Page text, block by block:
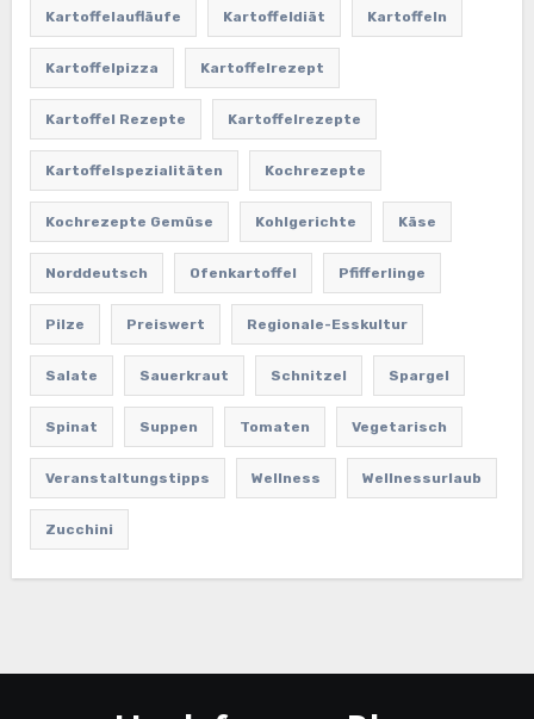
Kartoffelaufläufe Kartoffeldiät Kartoffeln
Kartoffelpizza Kartoffelrezept
Kartoffel Rezepte Kartoffelrezepte
Kartoffelspezialitäten Kochrezepte
Kochrezepte Gemüse Kohlgerichte Käse
Norddeutsch Ofenkartoffel Pfifferlinge
Pilze Preiswert Regionale-Esskultur
Salate Sauerkraut Schnitzel Spargel
Spinat Suppen Tomaten Vegetarisch
Veranstaltungstipps Wellness Wellnessurlaub
Zucchini